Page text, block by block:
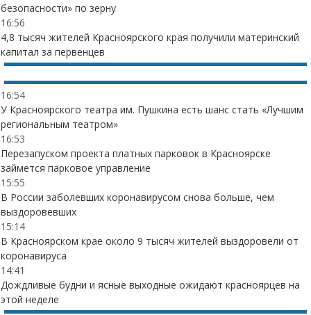
безопасности» по зерну
16:56
4,8 тысяч жителей Красноярского края получили материнский
капитал за первенцев
16:54
У Красноярского театра им. Пушкина есть шанс стать «Лучшим
региональным театром»
16:53
Перезапуском проекта платных парковок в Красноярске
займется парковое управление
15:55
В России заболевших коронавирусом снова больше, чем
выздоровевших
15:14
В Красноярском крае около 9 тысяч жителей выздоровели от
коронавируса
14:41
Дождливые будни и ясные выходные ожидают красноярцев на
этой неделе